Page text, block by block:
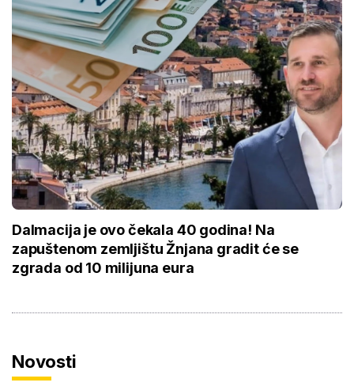
Dalmacija je ovo čekala 40 godina! Na
zapuštenom zemljištu Žnjana gradit će se
zgrada od 10 milijuna eura
Novosti